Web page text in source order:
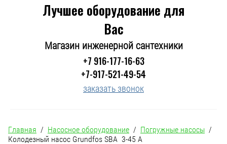
+7 916-177-16-63
+7-917-521-49-54
заказать звонок
Лучшее оборудование для
Вас
Магазин инженерной сантехники
Главная
  /
Насосное оборудование
  /
Погружные насосы
  /
Колодезный насос Grundfos SBА  3-45 A